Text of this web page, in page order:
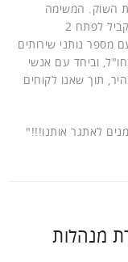
השוק. המשימה
הייתה להפיק עבורה שפת מותג דיגיטלית, ובמקביל לפתח 2
מספר נותני שירותים
וביחד עם אנשי
תוך שאנו לקוחים
לאתגר אותנו!!!"
מנהלות